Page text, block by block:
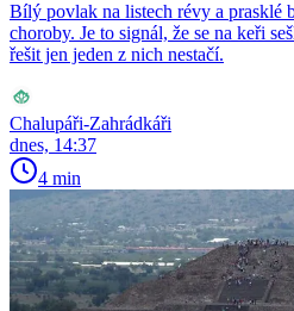
Bílý povlak na listech révy a prasklé
choroby. Je to signál, že se na keři
řešit jen jeden z nich nestačí.
Chalupáři-Zahrádkáři
dnes, 14:37
4 min